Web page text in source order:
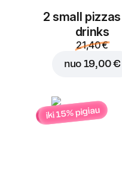
2 small
drinks
21,40 €
nuo 19,00 €
iki 15% pigiau